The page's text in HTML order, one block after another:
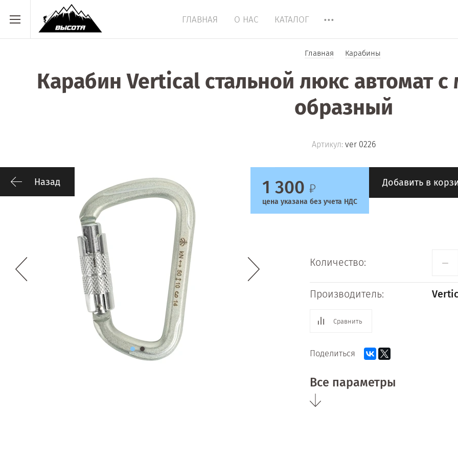
ГЛАВНАЯ О НАС КАТАЛОГ
Главная Карабины
Карабин Vertical стальной люкс автомат
образный
Артикул:ver 0226
Назад 1 300
цена указана без учета НДС
Добавить в
Количество: −
Производитель:
Сравнить
Поделиться
Все параметры